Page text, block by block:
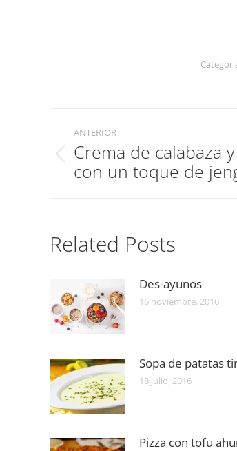
entre
publicaciones
ANTERIOR
Publicación
anterior:
Crema de calabaza
con un toque de
Related Posts
Des-ayunos
16 noviembre, 2016
Sopa de patatas
18 julio, 2016
Pizza con tofu